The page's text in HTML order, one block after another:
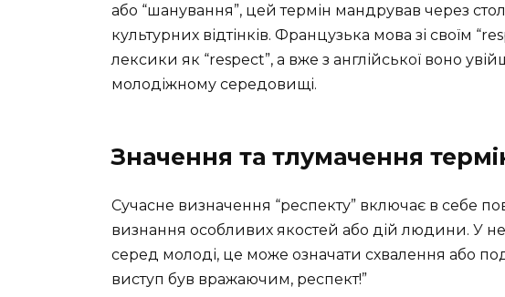
або “шанування”, цей термін мандрував через
культурних відтінків. Французька мова зі своїм
лексики як “respect”, а вже з англійської воно
молодіжному середовищі.
Значення та тлумачення
Сучасне визначення “респекту” включає в себе
визнання особливих якостей або дій людини. У
серед молоді, це може означати схвалення або
виступ був вражаючим, респект!”